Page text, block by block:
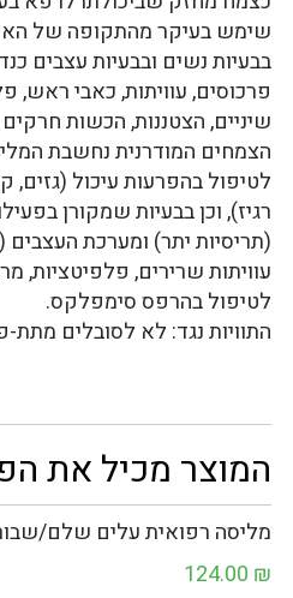
שימש בעיקר מהתקופה של
בבעיות נשים ובבעיות עצבים
פרכוסים, עוויתות, כאבי ראש,
שיניים, הצטננות, הכשות
הצמחים המודרנית נחשבת
לטיפול בהפרעות עיכול (גזים,
רגיז), וכן בבעיות שמקורן
(תריסיות יתר) ומערכת העצבים
עוויתות שרירים, פלפיטציות,
לטיפול בהרפס סימפלקס.
התוויות נגד: לא לסובלים
המוצר מכיל את
מליסה רפואית עלים שלם/שבור - 1
124.00 ₪